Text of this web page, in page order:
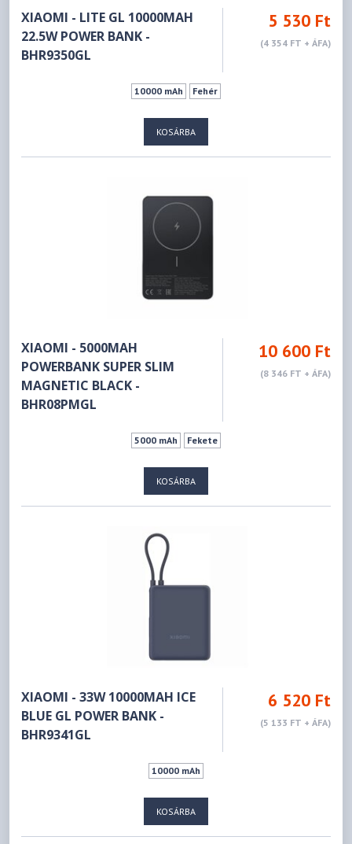
XIAOMI - LITE GL 10000MAH
22.5W POWER BANK -
BHR9350GL
5 530 Ft
(4 354 FT + ÁFA)
10000 mAh Fehér
KOSÁRBA
XIAOMI - 5000MAH
POWERBANK SUPER SLIM
MAGNETIC BLACK -
BHR08PMGL
10 600 Ft
(8 346 FT + ÁFA)
5000 mAh Fekete
KOSÁRBA
XIAOMI - 33W 10000MAH ICE
BLUE GL POWER BANK -
BHR9341GL
6 520 Ft
(5 133 FT + ÁFA)
10000 mAh
KOSÁRBA